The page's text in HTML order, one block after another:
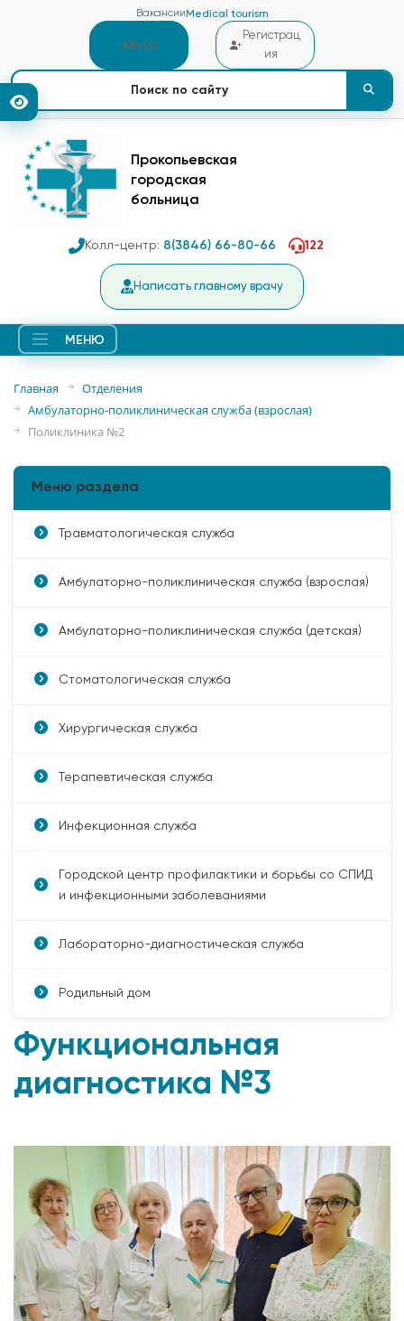
Вакансии Medical tourism
Вход
Регистрац
ия
Прокопьевская
городская
больница
Колл-центр: 8(3846) 66-80-66 122
Написать главному врачу
МЕНЮ
Главная
Отделения
Амбулаторно-поликлиническая служба (взрослая)
Поликлиника №2
Меню раздела
Травматологическая служба
Амбулаторно-поликлиническая служба (взрослая)
Амбулаторно-поликлиническая служба (детская)
Стоматологическая служба
Хирургическая служба
Терапевтическая служба
Инфекционная служба
Городской центр профилактики и борьбы со СПИД
и инфекционными заболеваниями
Лабораторно-диагностическая служба
Родильный дом
Функциональная
диагностика №3